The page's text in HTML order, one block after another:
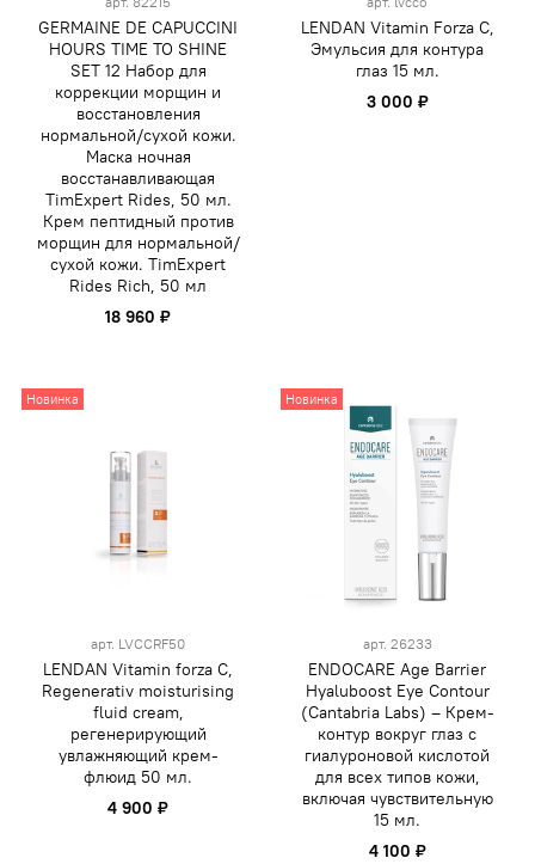
GERMAINE DE CAPUCCINI
HOURS TIME TO SHINE
SET 12 Набор для
коррекции морщин и
восстановления
нормальной/сухой кожи.
Маска ночная
восстанавливающая
TimExpert Rides, 50 мл.
Крем пептидный против
морщин для нормальной/
сухой кожи. TimExpert
Rides Rich, 50 мл
18 960 ₽
LENDAN Vitamin Forza C,
Эмульсия для контура
глаз 15 мл.
3 000 ₽
Новинка
арт. LVCCRF50
LENDAN Vitamin forza C,
Regenerativ moisturising
fluid cream,
регенерирующий
увлажняющий крем-
флюид 50 мл.
4 900 ₽
Новинка
арт. 26233
ENDOCARE Age Barrier
Hyaluboost Eye Contour
(Cantabria Labs) – Крем-
контур вокруг глаз с
гиалуроновой кислотой
для всех типов кожи,
включая чувствительную
15 мл.
4 100 ₽